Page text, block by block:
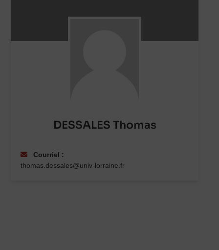
DESSALES Thomas
Courriel :
thomas.dessales@univ-lorraine.fr